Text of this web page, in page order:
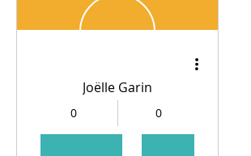
Joëlle Garin
0 Abonnés
0